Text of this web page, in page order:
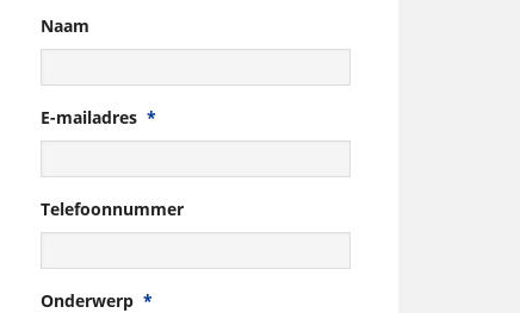
Naam
E-mailadres *
Telefoonnummer
Onderwerp *